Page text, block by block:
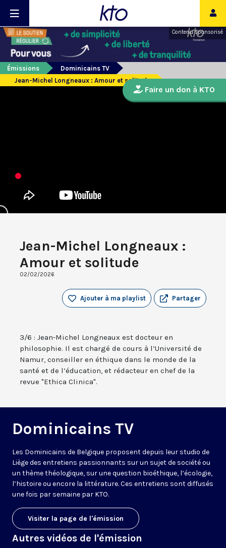
Contenu sponsorisé
Émissions
Dominicains TV
Jean-Michel Longneaux : Amour et solitude
Jean-Michel Longneaux :
Amour et solitude
02/02/2026
Partager
Ajouter à ma playlist
3/6 : Jean-Michel Longneaux est docteur en
philosophie. Il est chargé de cours à l’Université de
Namur, conseiller en éthique dans le monde de la
santé et de l’éducation, et rédacteur en chef de la
revue "Ethica Clinica".
Dominicains TV
Les Dominicains de Belgique proposent depuis leur studio de
Liège des entretiens passionnants sur un sujet de société ou
un thème théologique, sur une question bioéthique, l’écologie,
l’histoire ou encore la littérature. Ces entretiens sont diffusés
une fois par semaine par KTO.
Visiter la page de l'émission
Autres vidéos de l'émission
Faire un don à KTO